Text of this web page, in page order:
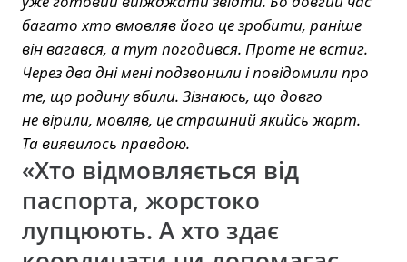
багато хто вмовляв його це зробити, раніше
він вагався, а тут погодився. Проте не встиг.
Через два дні мені подзвонили і повідомили про
те, що родину вбили. Зізнаюсь, що довго
не вірили, мовляв, це страшний якийсь жарт.
Та виявилось правдою.
«Хто відмовляється від
паспорта, жорстоко
лупцюють. А хто здає